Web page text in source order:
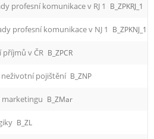
profesní komunikace v RJ 1 B_ZPKRJ_1
profesní komunikace v NJ 1 B_ZPKNJ_1
příjmů v ČR B_ZPCR
neživotní pojištění B_ZNP
marketingu B_ZMar
B_ZL